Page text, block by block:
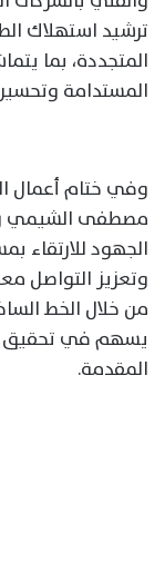
ترشيد استهلاك
المتجددة، بما
المستدامة
وفي ختام أعمال
مصطفى الشيمي
الجهود للارتقاء
وتعزيز التواصل
يسهم في تحقيق
المقدمة.